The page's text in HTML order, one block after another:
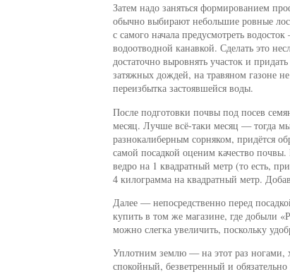
Затем надо заняться формированием
обычно выбирают небольшие ровные
с самого начала предусмотреть
водоотводной канавкой. Сделать это
достаточно выровнять участок и
затяжных дождей, на травяном газоне
переизбытка застоявшейся воды.
После подготовки почвы под посев
месяц. Лучше всё-таки месяц — тогда
разнокалиберным сорняком, придётся
самой посадкой оценим качество
ведро на 1 квадратный метр (то есть,
4 килограмма на квадратный метр.
Далее — непосредственно перед
купить в том же магазине, где добыли
можно слегка увеличить, поскольку
Уплотним землю — на этот раз ногами,
спокойный, безветренный и